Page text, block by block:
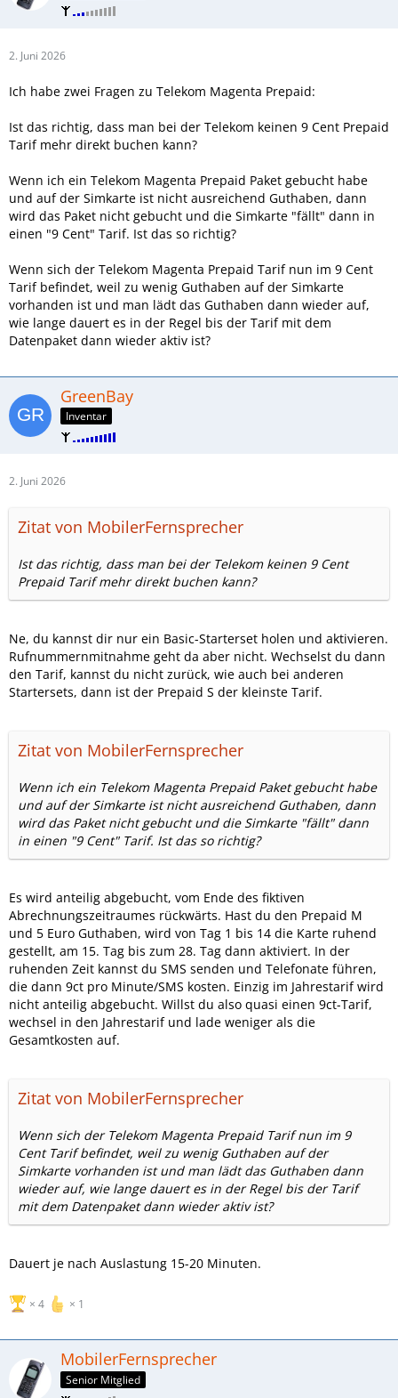
2. Juni 2026
Ich habe zwei Fragen zu Telekom Magenta Prepaid:
Ist das richtig, dass man bei der Telekom keinen 9 Cent Prepaid
Tarif mehr direkt buchen kann?
Wenn ich ein Telekom Magenta Prepaid Paket gebucht habe
und auf der Simkarte ist nicht ausreichend Guthaben, dann
wird das Paket nicht gebucht und die Simkarte "fällt" dann in
einen "9 Cent" Tarif. Ist das so richtig?
Wenn sich der Telekom Magenta Prepaid Tarif nun im 9 Cent
Tarif befindet, weil zu wenig Guthaben auf der Simkarte
vorhanden ist und man lädt das Guthaben dann wieder auf,
wie lange dauert es in der Regel bis der Tarif mit dem
Datenpaket dann wieder aktiv ist?
GreenBay
Inventar
2. Juni 2026
Zitat von MobilerFernsprecher
Ist das richtig, dass man bei der Telekom keinen 9 Cent
Prepaid Tarif mehr direkt buchen kann?
Ne, du kannst dir nur ein Basic-Starterset holen und aktivieren.
Rufnummernmitnahme geht da aber nicht. Wechselst du dann
den Tarif, kannst du nicht zurück, wie auch bei anderen
Startersets, dann ist der Prepaid S der kleinste Tarif.
Zitat von MobilerFernsprecher
Wenn ich ein Telekom Magenta Prepaid Paket gebucht habe
und auf der Simkarte ist nicht ausreichend Guthaben, dann
wird das Paket nicht gebucht und die Simkarte "fällt" dann
in einen "9 Cent" Tarif. Ist das so richtig?
Es wird anteilig abgebucht, vom Ende des fiktiven
Abrechnungszeitraumes rückwärts. Hast du den Prepaid M
und 5 Euro Guthaben, wird von Tag 1 bis 14 die Karte ruhend
gestellt, am 15. Tag bis zum 28. Tag dann aktiviert. In der
ruhenden Zeit kannst du SMS senden und Telefonate führen,
die dann 9ct pro Minute/SMS kosten. Einzig im Jahrestarif wird
nicht anteilig abgebucht. Willst du also quasi einen 9ct-Tarif,
wechsel in den Jahrestarif und lade weniger als die
Gesamtkosten auf.
Zitat von MobilerFernsprecher
Wenn sich der Telekom Magenta Prepaid Tarif nun im 9
Cent Tarif befindet, weil zu wenig Guthaben auf der
Simkarte vorhanden ist und man lädt das Guthaben dann
wieder auf, wie lange dauert es in der Regel bis der Tarif
mit dem Datenpaket dann wieder aktiv ist?
Dauert je nach Auslastung 15-20 Minuten.
4 1
MobilerFernsprecher
Senior Mitglied